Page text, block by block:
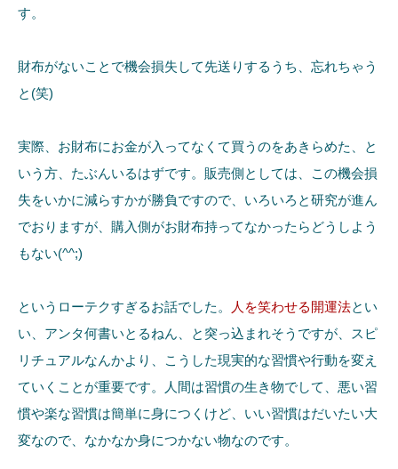
す。
財布がないことで機会損失して先送りするうち、忘れちゃう
と(笑)
実際、お財布にお金が入ってなくて買うのをあきらめた、と
いう方、たぶんいるはずです。販売側としては、この機会損
失をいかに減らすかが勝負ですので、いろいろと研究が進ん
でおりますが、購入側がお財布持ってなかったらどうしよう
もない(^^;)
というローテクすぎるお話でした。 人を笑わせる開運法とい
い、アンタ何書いとるねん、と突っ込まれそうですが、スピ
リチュアルなんかより、こうした現実的な習慣や行動を変え
ていくことが重要です。人間は習慣の生き物でして、悪い習
慣や楽な習慣は簡単に身につくけど、いい習慣はだいたい大
変なので、なかなか身につかない物なのです。